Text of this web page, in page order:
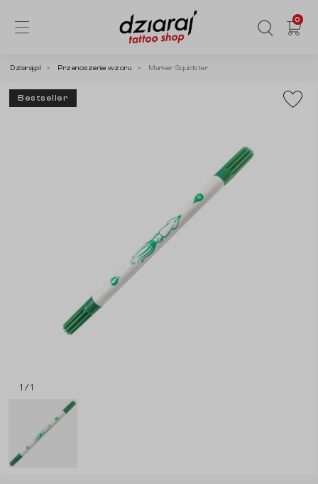
0
Dziaraj.pl Przenoszenie wzoru Marker Squidster
Bestseller
1 / 1